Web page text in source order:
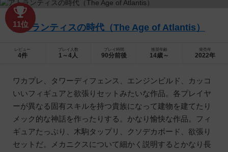
11位
アトランティスの時代（The Age of Atlantis）
レビュー
4件
プレイ人数
1～4人
プレイ時間
90分前後
推奨年齢
14歳～
発売年
2022年
ワカプレ、タワーディフェンス、エンジンビルド、カッコ
いいフィギュアと欲張りセットみたいな作品。各プレイヤ
ーが異なる固有スキルを持つ貴族になって建物を建てたり
メック的な神話を作ったりする。かなり愉快な作品。フィ
ギュアたっぷり、木駒タップリ、クソデカボード、欲張り
セットだ。メカニクスについて細かく説明するとかなり長